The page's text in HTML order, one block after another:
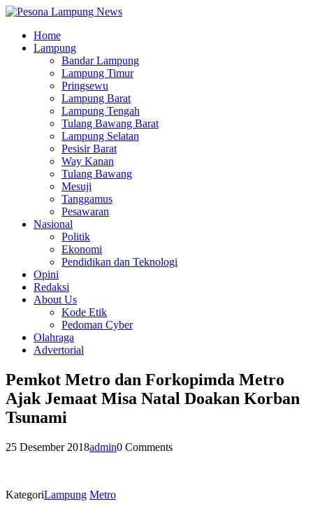
Home
Lampung
Bandar Lampung
Lampung Timur
Pringsewu
Lampung Barat
Lampung Tengah
Tulang Bawang Barat
Lampung Selatan
Pesisir Barat
Way Kanan
Tulang Bawang
Mesuji
Tanggamus
Pesawaran
Nasional
Politik
Ekonomi
Pendidikan dan Teknologi
Opini
Redaksi
About Us
Kode Etik
Pedoman Cyber
Olahraga
Advertorial
Pemkot Metro dan Forkopimda Metro
Ajak Jemaat Misa Natal Doakan Korban
Tsunami
25 Desember 2018admin0 Comments
KategoriLampung Metro